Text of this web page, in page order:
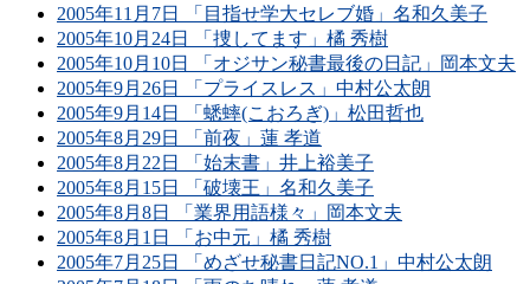
2005年11月7日 「目指せ学大セレブ婚」名和久美子
2005年10月24日 「捜してます」橘 秀樹
2005年10月10日 「オジサン秘書最後の日記」岡本文夫
2005年9月26日 「プライスレス」中村公太朗
2005年9月14日 「蟋蟀(こおろぎ)」松田哲也
2005年8月29日 「前夜」蓮 孝道
2005年8月22日 「始末書」井上裕美子
2005年8月15日 「破壊王」名和久美子
2005年8月8日 「業界用語様々」岡本文夫
2005年8月1日 「お中元」橘 秀樹
2005年7月25日 「めざせ秘書日記NO.1」中村公太朗